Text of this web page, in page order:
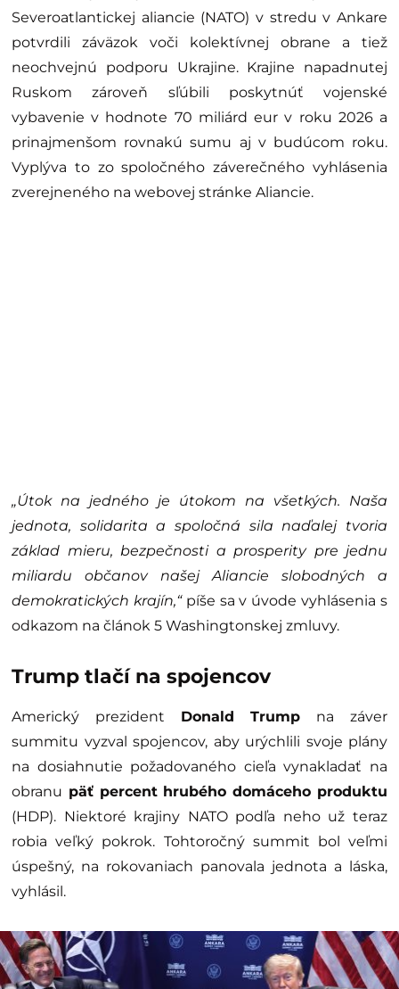
Severoatlantickej aliancie (NATO) v stredu v Ankare
potvrdili záväzok voči kolektívnej obrane a tiež
neochvejnú podporu Ukrajine. Krajine napadnutej
Ruskom zároveň sľúbili poskytnúť vojenské
vybavenie v hodnote 70 miliárd eur v roku 2026 a
prinajmenšom rovnakú sumu aj v budúcom roku.
Vyplýva to zo spoločného záverečného vyhlásenia
zverejneného na webovej stránke Aliancie.
„Útok na jedného je útokom na všetkých. Naša
jednota, solidarita a spoločná sila naďalej tvoria
základ mieru, bezpečnosti a prosperity pre jednu
miliardu občanov našej Aliancie slobodných a
demokratických krajín,“píše sa v úvode vyhlásenia s
odkazom na článok 5 Washingtonskej zmluvy.
Trump tlačí na spojencov
Americký prezident Donald Trump na záver
summitu vyzval spojencov, aby urýchlili svoje plány
na dosiahnutie požadovaného cieľa vynakladať na
obranu päť percent hrubého domáceho produktu
(HDP). Niektoré krajiny NATO podľa neho už teraz
robia veľký pokrok. Tohtoročný summit bol veľmi
úspešný, na rokovaniach panovala jednota a láska,
vyhlásil.